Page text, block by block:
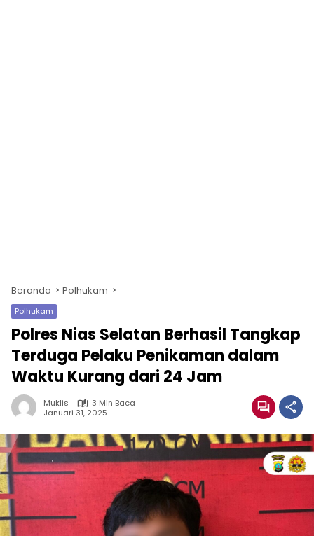
Beranda Polhukam
Polhukam
Polres Nias Selatan Berhasil Tangkap
Terduga Pelaku Penikaman dalam
Waktu Kurang dari 24 Jam
Muklis
3 Min Baca
Januari 31, 2025